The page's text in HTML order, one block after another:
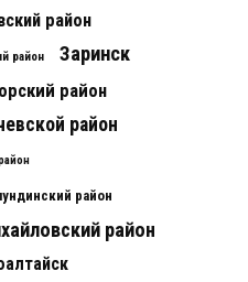
район
район Заринск
район
район
район
район